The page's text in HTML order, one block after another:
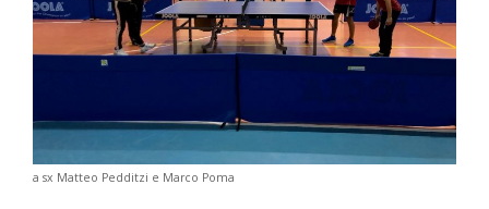
a sx Matteo Pedditzi e Marco Poma